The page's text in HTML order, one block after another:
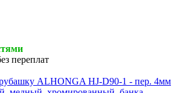
переплат